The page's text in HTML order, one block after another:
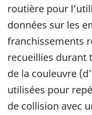
routière pour
données sur les
franchissements
recueillies durant
de la couleuvre
utilisées pour
de collision avec